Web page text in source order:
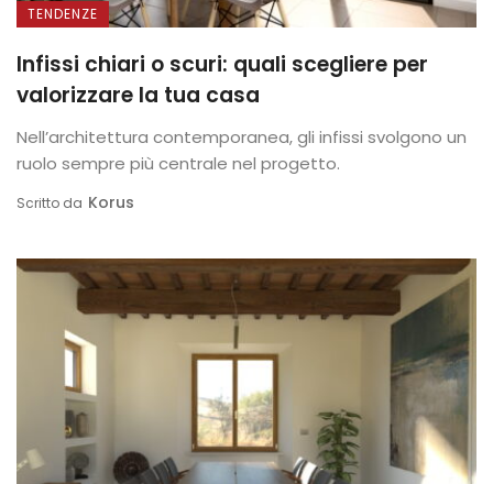
TENDENZE
Infissi chiari o scuri: quali scegliere per
valorizzare la tua casa
Nell’architettura contemporanea, gli infissi svolgono un
ruolo sempre più centrale nel progetto.
Scritto da Korus